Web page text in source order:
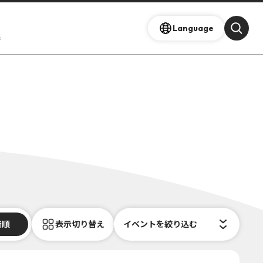
Language
順 表示切り替え イベントを絞り込む